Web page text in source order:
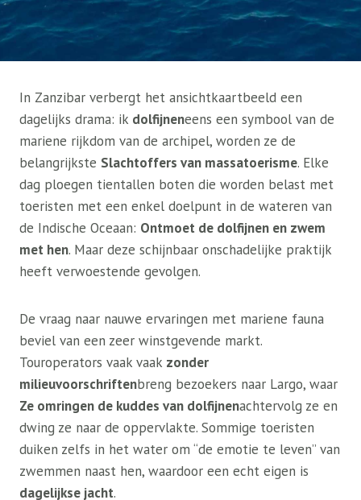
In Zanzibar verbergt het ansichtkaartbeeld een
dagelijks drama: ik dolfijneneens een symbool van de
mariene rijkdom van de archipel, worden ze de
belangrijkste Slachtoffers van massatoerisme. Elke
dag ploegen tientallen boten die worden belast met
toeristen met een enkel doelpunt in de wateren van
de Indische Oceaan: Ontmoet de dolfijnen en zwem
met hen. Maar deze schijnbaar onschadelijke praktijk
heeft verwoestende gevolgen.
De vraag naar nauwe ervaringen met mariene fauna
beviel van een zeer winstgevende markt.
Touroperators vaak vaak zonder
milieuvoorschriftenbreng bezoekers naar Largo, waar
Ze omringen de kuddes van dolfijnenachtervolg ze en
dwing ze naar de oppervlakte. Sommige toeristen
duiken zelfs in het water om “de emotie te leven” van
zwemmen naast hen, waardoor een echt eigen is
dagelijkse jacht.